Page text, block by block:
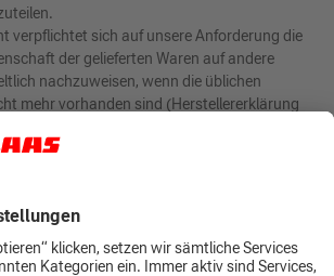
verpflichtet sich auf unsere Anforderung die
der gelieferten Waren auf andere
nachzuweisen, wenn die üblichen
mehr vorhanden sind (Herstellererklärung
kann es aus rechtlichen
erforderlich sein, dass wir eine
Ursprung anfordern. Dieses ist ebenfalls
– unentgeltlich durch den Lieferanten
zu stellen.